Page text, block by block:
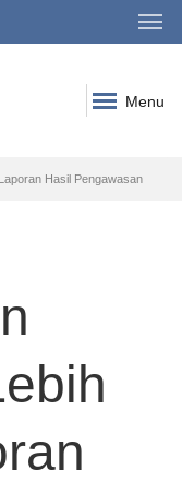
Menu
Hasil Pengawasan